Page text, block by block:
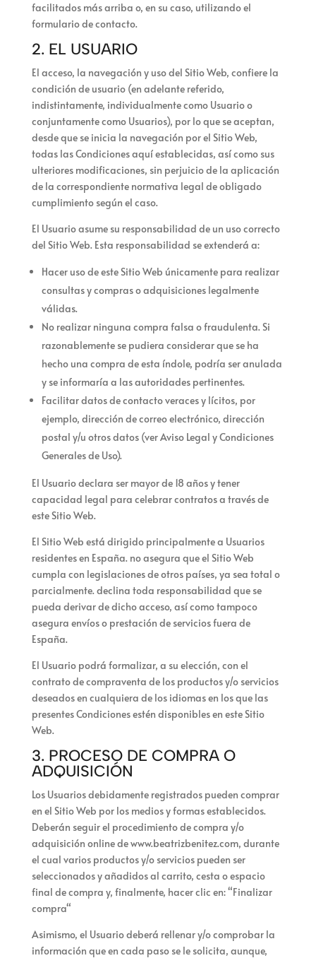
facilitados más arriba o, en su caso, utilizando el
formulario de contacto.
2. EL USUARIO
El acceso, la navegación y uso del Sitio Web, confiere la
condición de usuario (en adelante referido,
indistintamente, individualmente como Usuario o
conjuntamente como Usuarios), por lo que se aceptan,
desde que se inicia la navegación por el Sitio Web,
todas las Condiciones aquí establecidas, así como sus
ulteriores modificaciones, sin perjuicio de la aplicación
de la correspondiente normativa legal de obligado
cumplimiento según el caso.
El Usuario asume su responsabilidad de un uso correcto
del Sitio Web. Esta responsabilidad se extenderá a:
Hacer uso de este Sitio Web únicamente para realizar
consultas y compras o adquisiciones legalmente
válidas.
No realizar ninguna compra falsa o fraudulenta. Si
razonablemente se pudiera considerar que se ha
hecho una compra de esta índole, podría ser anulada
y se informaría a las autoridades pertinentes.
Facilitar datos de contacto veraces y lícitos, por
ejemplo, dirección de correo electrónico, dirección
postal y/u otros datos (ver Aviso Legal y Condiciones
Generales de Uso).
El Usuario declara ser mayor de 18 años y tener
capacidad legal para celebrar contratos a través de
este Sitio Web.
El Sitio Web está dirigido principalmente a Usuarios
residentes en España. no asegura que el Sitio Web
cumpla con legislaciones de otros países, ya sea total o
parcialmente. declina toda responsabilidad que se
pueda derivar de dicho acceso, así como tampoco
asegura envíos o prestación de servicios fuera de
España.
El Usuario podrá formalizar, a su elección, con el
contrato de compraventa de los productos y/o servicios
deseados en cualquiera de los idiomas en los que las
presentes Condiciones estén disponibles en este Sitio
Web.
3. PROCESO DE COMPRA O
ADQUISICIÓN
Los Usuariosdebidamente registradospueden comprar
en el Sitio Web por los medios y formas establecidos.
Deberán seguir el procedimiento de compra y/o
adquisición online dewww.beatrizbenitez.com, durante
el cual varios productos y/o servicios pueden ser
seleccionados y añadidos al carrito, cesta o espacio
final de compra y, finalmente, hacer clic en: “Finalizar
compra“
Asimismo, el Usuario deberá rellenar y/o comprobar la
información que en cada paso se le solicita, aunque,